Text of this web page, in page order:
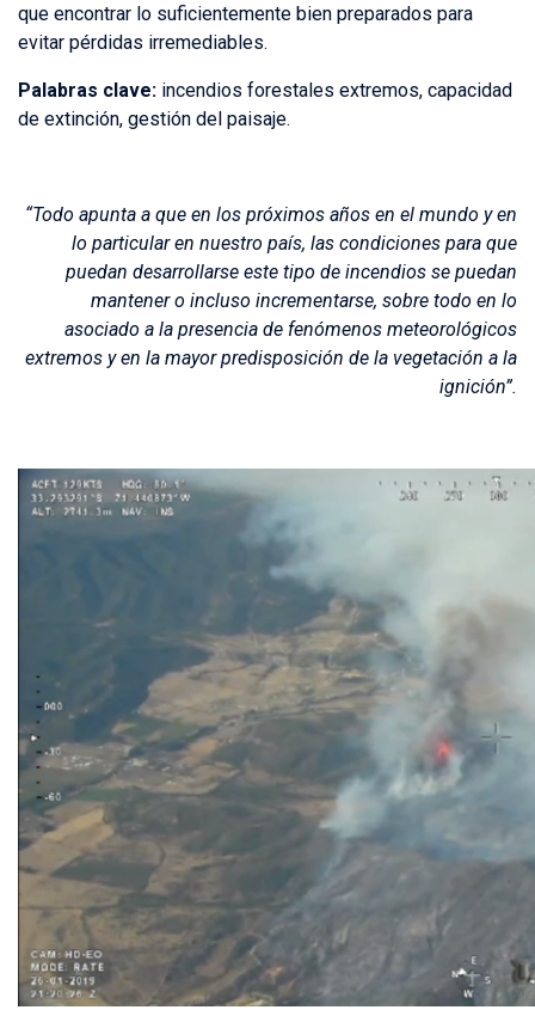
que encontrar lo suficientemente bien preparados para
evitar pérdidas irremediables.
Palabras clave: incendios forestales extremos, capacidad
de extinción, gestión del paisaje.
“Todo apunta a que en los próximos años en el mundo y en
lo particular en nuestro país, las condiciones para que
puedan desarrollarse este tipo de incendios se puedan
mantener o incluso incrementarse, sobre todo en lo
asociado a la presencia de fenómenos meteorológicos
extremos y en la mayor predisposición de la vegetación a la
ignición”.